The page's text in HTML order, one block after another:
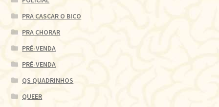
PRA CASCAR O BICO
PRA CHORAR
PRÉ-VENDA
PRÉ-VENDA
QS QUADRINHOS
QUEER